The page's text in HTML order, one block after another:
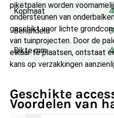
piketpalen worden
ondersteunen van
geschikt voor lichte
van tuinprojecten. Door de
elkaar te plaatsen, ontstaat
kans op verzakkingen
Voordelen van
Kopmaat
Behandeld
Dikte mm
Geschikte